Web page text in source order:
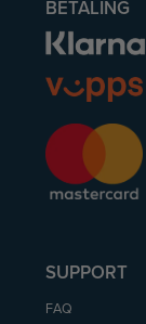
BETALING
SUPPORT
FAQ